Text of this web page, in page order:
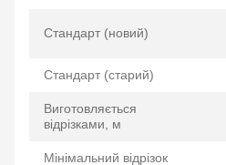
Стандарт (новий)
Стандарт (старий)
Виготовляється
відрізками, м
Мінімальний відрізок